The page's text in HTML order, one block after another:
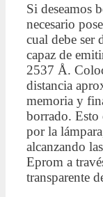
Si deseamos
necesario
cual debe ser
capaz de
2537 Å.
distancia
memoria y
borrado. Esto
por la
alcanzando
Eprom a
transparente